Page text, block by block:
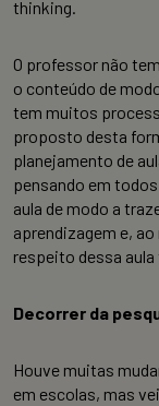
thinking.
O professor não
o conteúdo de
tem muitos
proposto desta
planejamento de
pensando em
aula de modo a
aprendizagem e,
respeito dessa
Decorrer da
Houve muitas
em escolas, mas